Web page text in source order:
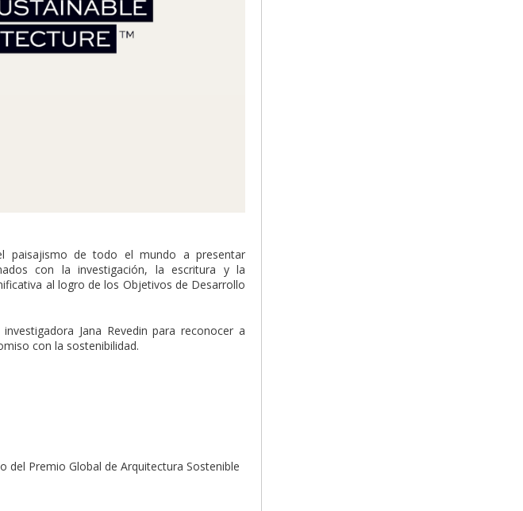
paisajismo de todo el mundo a presentar
con la investigación, la escritura y la
al logro de los Objetivos de Desarrollo
Jana Revedin para reconocer a
con la sostenibilidad.
del Premio Global de Arquitectura Sostenible